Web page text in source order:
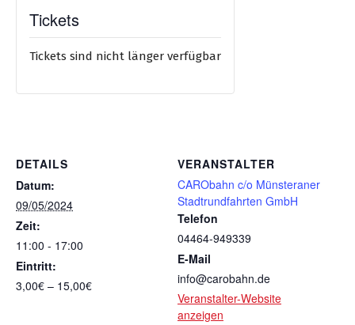
DETAILS
Datum:
09/05/2024
Zeit:
11:00 - 17:00
Eintritt:
3,00€ – 15,00€
VERANSTALTER
CARObahn c/o Münsteraner
Stadtrundfahrten GmbH
Telefon
04464-949339
E-Mail
info@carobahn.de
Veranstalter-Website
anzeigen
Tickets
Tickets sind nicht länger verfügbar